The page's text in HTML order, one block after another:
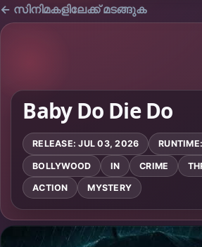
← സിനിമകളിലേക്ക് മടങ്ങുക
Baby Do Die Do
RELEASE: JUL 03, 2026
BOLLYWOOD IN CRIME
ACTION MYSTERY